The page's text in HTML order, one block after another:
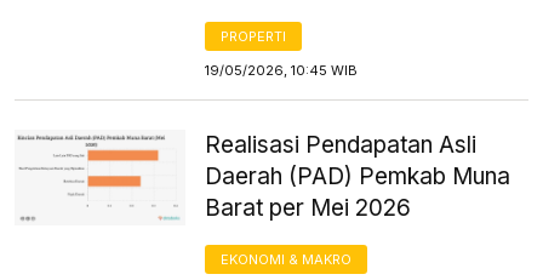
PROPERTI
19/05/2026, 10:45 WIB
Realisasi Pendapatan Asli
Daerah (PAD) Pemkab Muna
Barat per Mei 2026
EKONOMI & MAKRO